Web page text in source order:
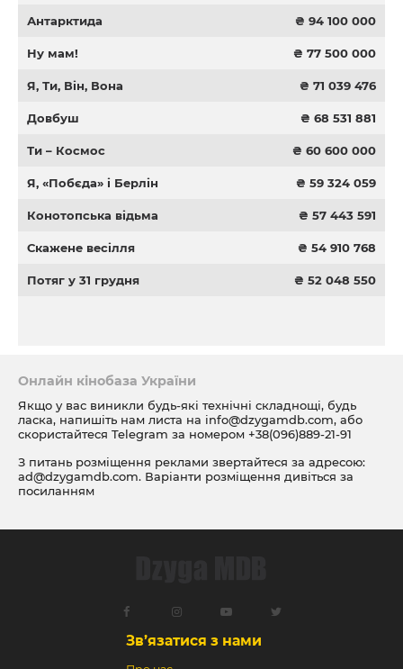
Антарктида ₴ 94 100 000
Ну мам! ₴ 77 500 000
Я, Ти, Він, Вона ₴ 71 039 476
Довбуш ₴ 68 531 881
Ти – Космос ₴ 60 600 000
Я, «Побєда» і Берлін ₴ 59 324 059
Конотопська відьма ₴ 57 443 591
Скажене весілля ₴ 54 910 768
Потяг у 31 грудня ₴ 52 048 550
Онлайн кінобаза України
Якщо у вас виникли будь-які технічні складнощі, будь
ласка, напишіть нам листа на info@dzygamdb.com, або
скористайтеся Telegram за номером +38(096)889-21-91
З питань розміщення реклами звертайтеся за адресою:
ad@dzygamdb.com. Варіанти розміщення дивіться за
посиланням
Зв’язатися з нами